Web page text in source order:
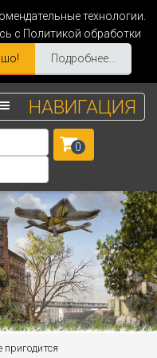
технологии.
с Политикой обработки
Подробнее...
НАВИГАЦИЯ
0
пригодится